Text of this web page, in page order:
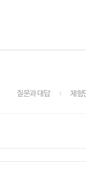
질문과 대답 체험